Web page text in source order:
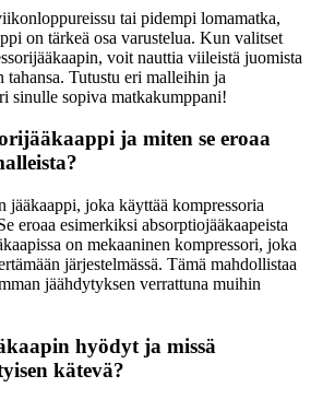
tai pidempi lomamatka,
on tärkeä osa varustelua. Kun valitset
voit nauttia viileistä juomista
Tutustu eri malleihin ja
sinulle sopiva matkakumppani!
ja miten se eroaa
jääkaappi, joka käyttää kompressoria
eroaa esimerkiksi absorptiojääkaapeista
on mekaaninen kompressori, joka
järjestelmässä. Tämä mahdollistaa
jäähdytyksen verrattuna muihin
hyödyt ja missä
kätevä?